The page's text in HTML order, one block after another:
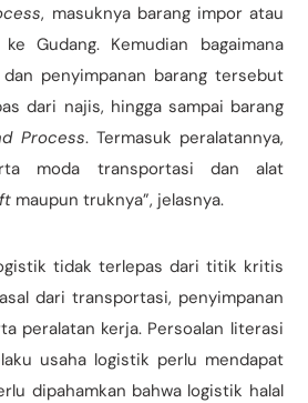
, masuknya barang impor atau
Gudang. Kemudian bagaimana
penyimpanan barang tersebut
dari najis, hingga sampai barang
Process. Termasuk peralatannya,
moda transportasi dan alat
maupun truknya”, jelasnya.
tidak terlepas dari titik kritis
dari transportasi, penyimpanan
peralatan kerja. Persoalan literasi
usaha logistik perlu mendapat
dipahamkan bahwa logistik halal